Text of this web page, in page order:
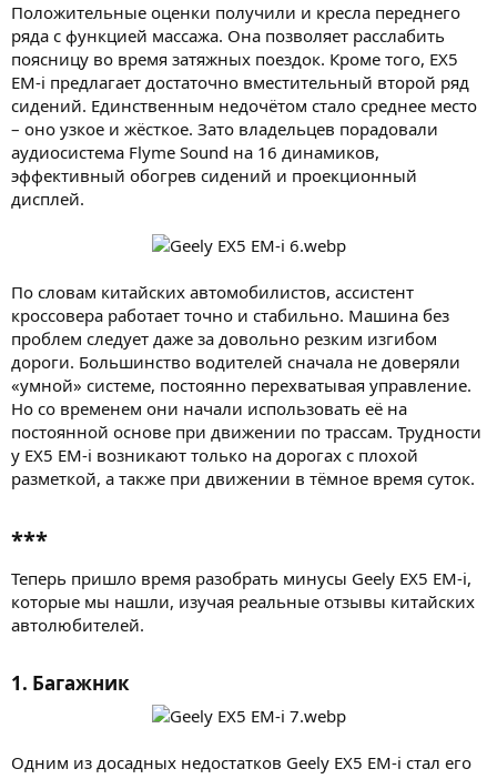
Положительные оценки получили и кресла переднего
ряда с функцией массажа. Она позволяет расслабить
поясницу во время затяжных поездок. Кроме того, EX5
EM-i предлагает достаточно вместительный второй ряд
сидений. Единственным недочётом стало среднее место
– оно узкое и жёсткое. Зато владельцев порадовали
аудиосистема Flyme Sound на 16 динамиков,
эффективный обогрев сидений и проекционный
дисплей.
По словам китайских автомобилистов, ассистент
кроссовера работает точно и стабильно. Машина без
проблем следует даже за довольно резким изгибом
дороги. Большинство водителей сначала не доверяли
«умной» системе, постоянно перехватывая управление.
Но со временем они начали использовать её на
постоянной основе при движении по трассам. Трудности
у EX5 EM-i возникают только на дорогах с плохой
разметкой, а также при движении в тёмное время суток.
***​
Теперь пришло время разобрать минусы Geely EX5 EM-i,
которые мы нашли, изучая реальные отзывы китайских
автолюбителей.
1. Багажник​
Одним из досадных недостатков Geely EX5 EM-i стал его